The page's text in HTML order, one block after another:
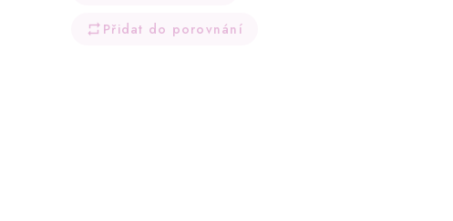
Přidat do porovnání